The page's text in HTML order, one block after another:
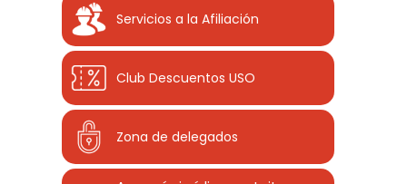
Servicios a la Afiliación
Club Descuentos USO
Zona de delegados